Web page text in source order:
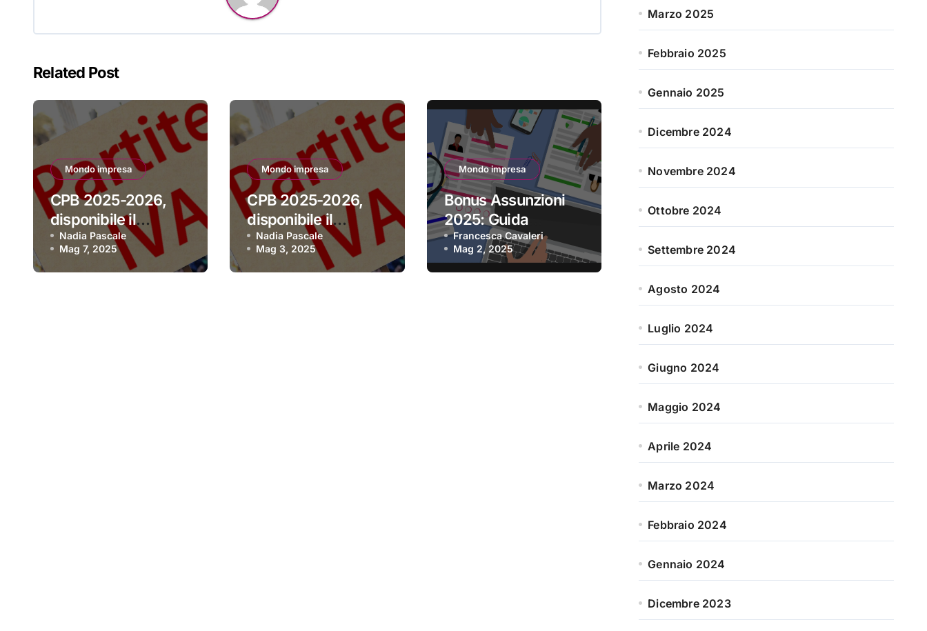
Related Post
Mondo impresa
CPB 2025-2026,
disponibile il
software per aderire
Nadia Pascale
Mag 7, 2025
Mondo impresa
CPB 2025-2026,
disponibile il
software per aderire
Nadia Pascale
Mag 3, 2025
Mondo impresa
Bonus Assunzioni
2025: Guida
Completa alle
Agevolazioni per le
Imprese
Francesca Cavaleri
Mag 2, 2025
Marzo 2025
Febbraio 2025
Gennaio 2025
Dicembre 2024
Novembre 2024
Ottobre 2024
Settembre 2024
Agosto 2024
Luglio 2024
Giugno 2024
Maggio 2024
Aprile 2024
Marzo 2024
Febbraio 2024
Gennaio 2024
Dicembre 2023